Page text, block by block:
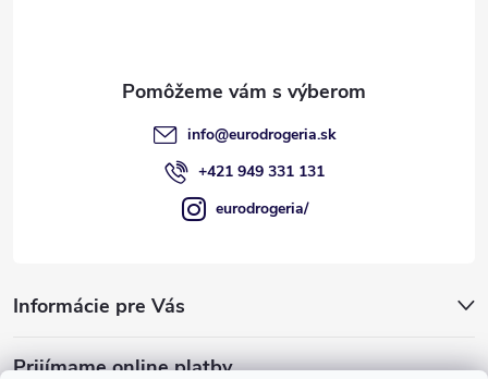
Informácie pre Vás
info@eurodrogeria.sk
+421 949 331 131
eurodrogeria/
Prijímame online platby